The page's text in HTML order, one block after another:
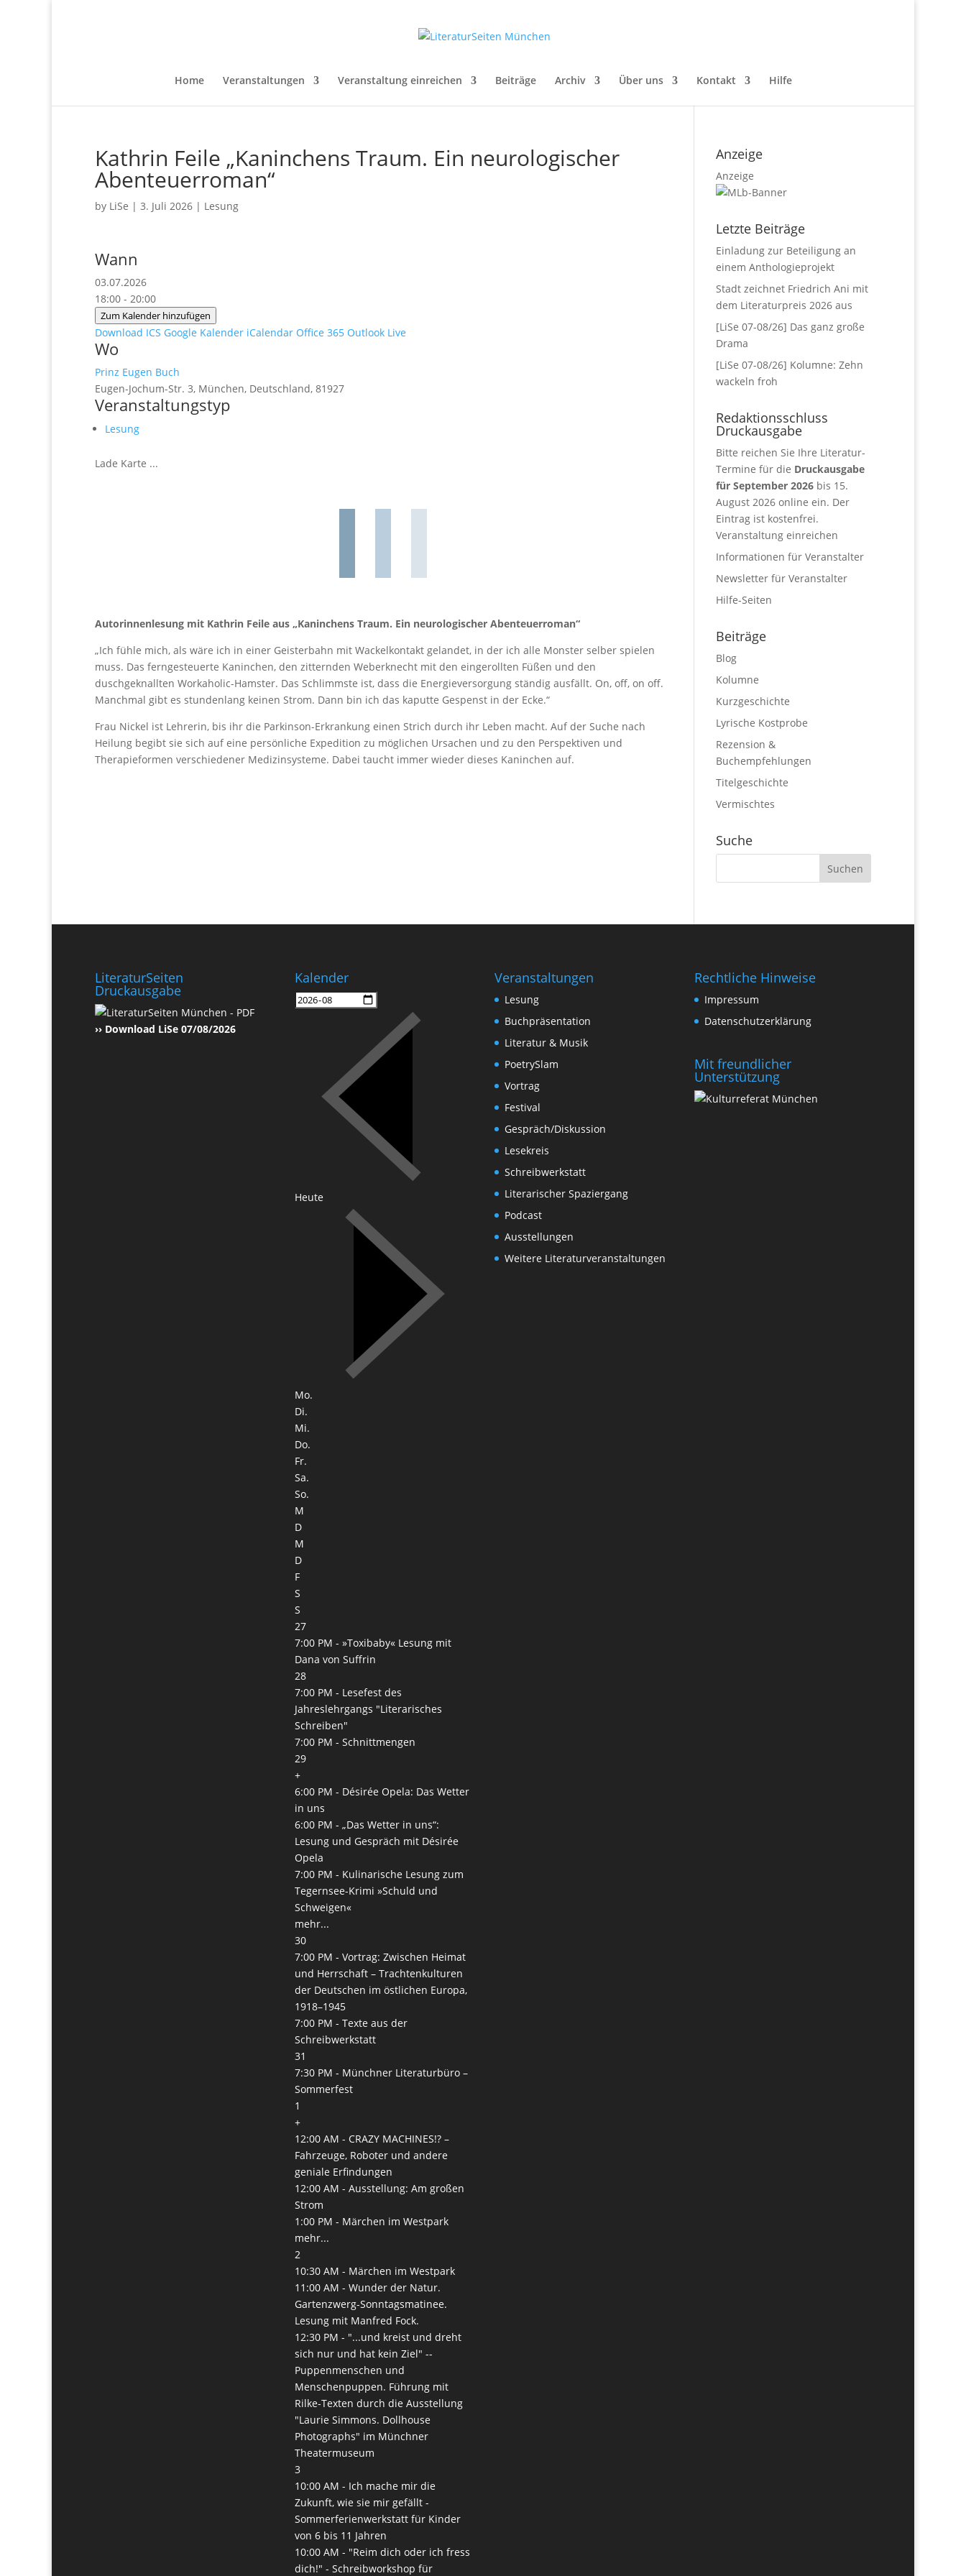
Home Veranstaltungen Veranstaltung einreichen Beiträge Archiv Über uns Kontakt Hilfe
Kathrin Feile „Kaninchens Traum. Ein neurologischer
Abenteuerroman“
by LiSe | 3. Juli 2026 | Lesung
Wann
03.07.2026
18:00 - 20:00
Zum Kalender hinzufügen
Download ICS Google Kalender iCalendar Office 365 Outlook Live
Wo
Prinz Eugen Buch
Eugen-Jochum-Str. 3, München, Deutschland, 81927
Veranstaltungstyp
Lesung
Lade Karte ...
Autorinnenlesung mit Kathrin Feile aus „Kaninchens Traum. Ein neurologischer Abenteuerroman“
„Ich fühle mich, als wäre ich in einer Geisterbahn mit Wackelkontakt gelandet, in der ich alle Monster selber spielen
muss. Das ferngesteuerte Kaninchen, den zitternden Weberknecht mit den eingerollten Füßen und den
duschgeknallten Workaholic-Hamster. Das Schlimmste ist, dass die Energieversorgung ständig ausfällt. On, off, on off.
Manchmal gibt es stundenlang keinen Strom. Dann bin ich das kaputte Gespenst in der Ecke.“
Frau Nickel ist Lehrerin, bis ihr die Parkinson-Erkrankung einen Strich durch ihr Leben macht. Auf der Suche nach
Heilung begibt sie sich auf eine persönliche Expedition zu möglichen Ursachen und zu den Perspektiven und
Therapieformen verschiedener Medizinsysteme. Dabei taucht immer wieder dieses Kaninchen auf.
Anzeige
Anzeige
Letzte Beiträge
Einladung zur Beteiligung an
einem Anthologieprojekt
Stadt zeichnet Friedrich Ani mit
dem Literaturpreis 2026 aus
[LiSe 07-08/26] Das ganz große
Drama
[LiSe 07-08/26] Kolumne: Zehn
wackeln froh
Redaktionsschluss
Druckausgabe
Bitte reichen Sie Ihre Literatur-
Termine für die Druckausgabe
für September 2026 bis 15.
August 2026 online ein. Der
Eintrag ist kostenfrei.
Veranstaltung einreichen
Informationen für Veranstalter
Newsletter für Veranstalter
Hilfe-Seiten
Beiträge
Blog
Kolumne
Kurzgeschichte
Lyrische Kostprobe
Rezension &
Buchempfehlungen
Titelgeschichte
Vermischtes
Suche
LiteraturSeiten
Druckausgabe
›› Download LiSe 07/08/2026
Kalender
Heute
Mo.
Di.
Mi.
Do.
Fr.
Sa.
So.
M
D
M
D
F
S
S
27
7:00 PM -»Toxibaby« Lesung mit
Dana von Suffrin
28
7:00 PM - Lesefest des
Jahreslehrgangs "Literarisches
Schreiben"
7:00 PM -Schnittmengen
29
+
6:00 PM - Désirée Opela: Das Wetter
in uns
6:00 PM -„Das Wetter in uns“:
Lesung und Gespräch mit Désirée
Opela
7:00 PM - Kulinarische Lesung zum
Tegernsee-Krimi »Schuld und
Schweigen«
mehr...
30
7:00 PM -Vortrag: Zwischen Heimat
und Herrschaft – Trachtenkulturen
der Deutschen im östlichen Europa,
1918–1945
7:00 PM -Texte aus der
Schreibwerkstatt
31
7:30 PM - Münchner Literaturbüro –
Sommerfest
1
+
12:00 AM -CRAZY MACHINES!? –
Fahrzeuge, Roboter und andere
geniale Erfindungen
12:00 AM -Ausstellung: Am großen
Strom
1:00 PM - Märchen im Westpark
mehr...
2
10:30 AM - Märchen im Westpark
11:00 AM -Wunder der Natur.
Gartenzwerg-Sonntagsmatinee.
Lesung mit Manfred Fock.
12:30 PM - "...und kreist und dreht
sich nur und hat kein Ziel" --
Puppenmenschen und
Menschenpuppen. Führung mit
Rilke-Texten durch die Ausstellung
"Laurie Simmons. Dollhouse
Photographs" im Münchner
Theatermuseum
3
10:00 AM - Ich mache mir die
Zukunft, wie sie mir gefällt -
Sommerferienwerkstatt für Kinder
von 6 bis 11 Jahren
10:00 AM - "Reim dich oder ich fress
dich!" - Schreibworkshop für
Veranstaltungen
Lesung
Buchpräsentation
Literatur & Musik
PoetrySlam
Vortrag
Festival
Gespräch/Diskussion
Lesekreis
Schreibwerkstatt
Literarischer Spaziergang
Podcast
Ausstellungen
Weitere Literaturveranstaltungen
Rechtliche Hinweise
Impressum
Datenschutzerklärung
Mit freundlicher
Unterstützung